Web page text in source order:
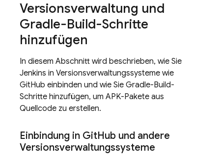
Versionsverwaltung und
Gradle-Build-Schritte
hinzufügen
In diesem Abschnitt wird beschrieben, wie Sie
Jenkins in Versionsverwaltungssysteme wie
GitHub einbinden und wie Sie Gradle-Build-
Schritte hinzufügen, um APK-Pakete aus
Quellcode zu erstellen.
Einbindung in GitHub und andere
Versionsverwaltungssysteme